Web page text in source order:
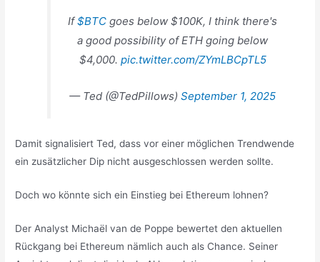
If$BTC goes below $100K, I think there's
a good possibility of ETH going below
$4,000. pic.twitter.com/ZYmLBCpTL5
— Ted (@TedPillows)September 1, 2025
Damit signalisiert Ted, dass vor einer möglichen Trendwende
ein zusätzlicher Dip nicht ausgeschlossen werden sollte.
Doch wo könnte sich ein Einstieg bei Ethereum lohnen?
Der Analyst Michaël van de Poppe bewertet den aktuellen
Rückgang bei Ethereum nämlich auch als Chance. Seiner